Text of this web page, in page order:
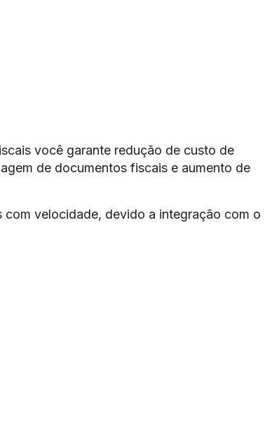
você garante redução de custo de
de documentos fiscais e aumento de
velocidade, devido a integração com o